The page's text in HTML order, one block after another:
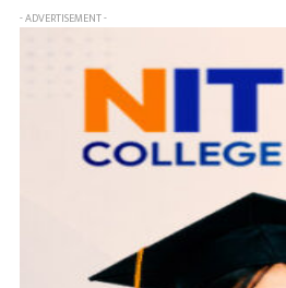
- ADVERTISEMENT -